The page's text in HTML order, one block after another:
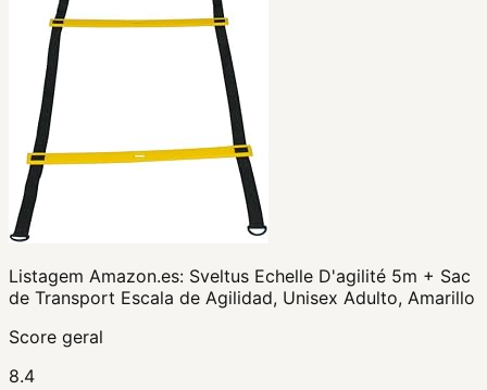
Listagem Amazon.es: Sveltus Echelle D'agilité 5m + Sac
de Transport Escala de Agilidad, Unisex Adulto, Amarillo
Score geral
8.4